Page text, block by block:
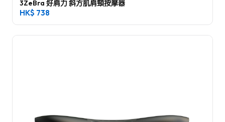
3ZeBra 好肩力 斜方肌肩頸按摩器
HK$ 738